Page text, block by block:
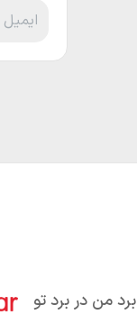
برد من در برد تو